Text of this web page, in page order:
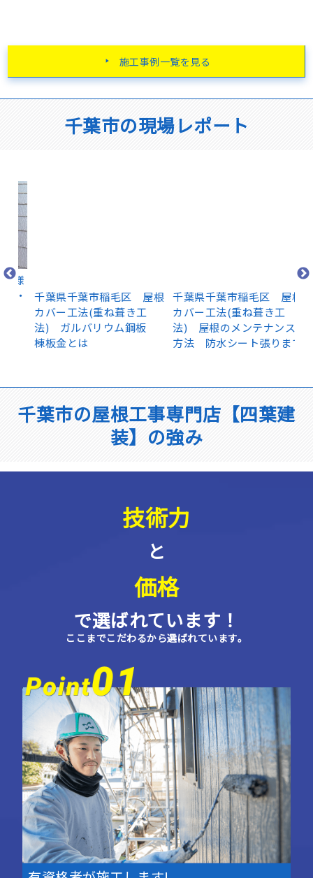
施工事例一覧を見る
千葉市の現場レポート
千葉県千葉市稲毛区 屋根
カバー工法(重ね葺き工
法) ガルバリウム鋼板
棟板金とは
法) 屋根のメンテナンス
方法 防水シート張りまで
千葉市の屋根工事専門店【四葉建
装】の強み
技術力
と
価格
で選ばれています！
ここまでこだわるから選ばれています。
有資格者が施工します!